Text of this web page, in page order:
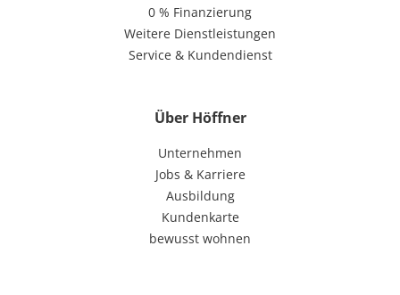
0 % Finanzierung
Weitere Dienstleistungen
Service & Kundendienst
Über Höffner
Unternehmen
Jobs & Karriere
Ausbildung
Kundenkarte
bewusst wohnen